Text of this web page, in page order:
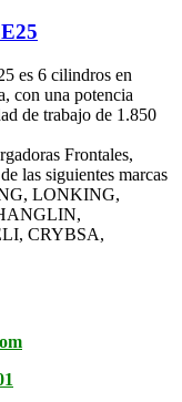
es 6 cilindros en
con una potencia
de trabajo de 1.850
Frontales,
las siguientes marcas
LONKING,
CRYBSA,